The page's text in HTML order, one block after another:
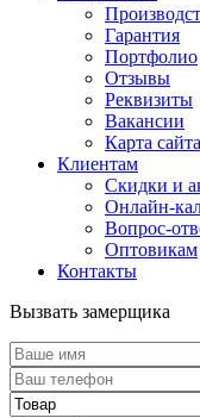
Гарантия
Портфолио
Отзывы
Реквизиты
Вакансии
Карта сайта
Клиентам
Скидки и
Онлайн-
Вопрос-
Оптовикам
Контакты
Вызвать замерщика